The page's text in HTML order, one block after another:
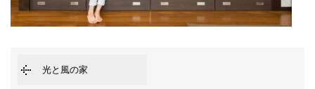
光と風の家